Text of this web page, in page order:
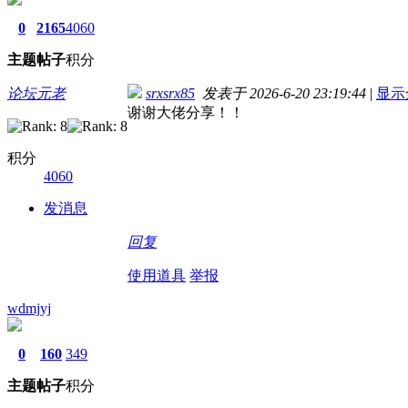
0
主题
2165
帖子
4060
积分
论坛元老
积分
4060
发消息
srxsrx85 发表于 2026-6-20 23:19:44 | 显
谢谢大佬分享！！
回复
使用道具 举报
wdmjyj
0
主题
160
帖子
349
积分